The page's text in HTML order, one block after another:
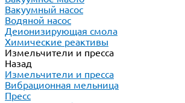
Вакуумный насос
Водяной насос
Деионизирующая смола
Химические реактивы
Измельчители и пресса
Назад
Измельчители и пресса
Вибрационная мельница
Пресс